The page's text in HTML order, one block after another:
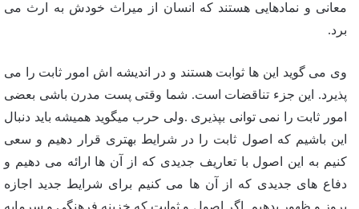
معانی و نمادهایی هستند که انسان از میراث خودش به ارث می
برد.
وی می گوید این ها ثوابت هستند و در اندیشه اش امور ثابت را می
پذیرد. این جزء تناقضات است. شما وقتی پست مدرن باشی بعضی
امور ثابت را نمی توانی بپذیری .ولی حرب میگوید همیشه باید دنبال
این باشیم که اصول ثابت را در شرایط بهتری قرار دهیم و سعی
کنیم به این اصول با تعاریف جدیدی که از آن ها ارائه می دهیم و
دفاع های جدیدی که از آن ها می کنیم برای شرایط جدید اجازه